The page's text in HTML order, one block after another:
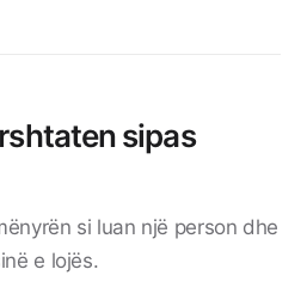
sipas
si luan një person dhe
e lojës.